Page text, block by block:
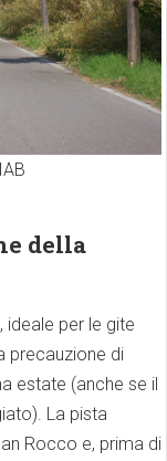
della
ideale per le gite
precauzione di
estate (anche se il
La pista
Rocco e, prima di